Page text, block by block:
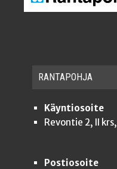
RAN­TA­POH­JA
Käyntiosoite
Revontie 2, II
Postiosoite